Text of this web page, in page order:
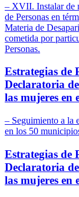
– XVII. Instalar de
de Personas en
Materia de
cometida por
Personas.
Estrategias de
Declaratoria
las mujeres en
– Seguimiento a la
en los 50
Estrategias de
Declaratoria
las mujeres en